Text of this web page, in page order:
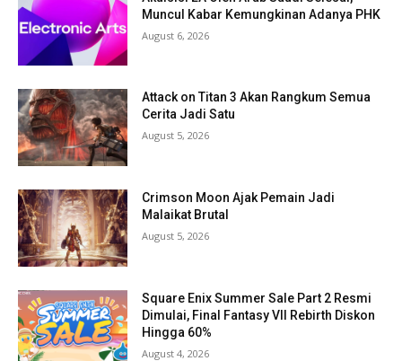
Muncul Kabar Kemungkinan Adanya PHK
August 6, 2026
Attack on Titan 3 Akan Rangkum Semua
Cerita Jadi Satu
August 5, 2026
Crimson Moon Ajak Pemain Jadi
Malaikat Brutal
August 5, 2026
Square Enix Summer Sale Part 2 Resmi
Dimulai, Final Fantasy VII Rebirth Diskon
Hingga 60%
August 4, 2026